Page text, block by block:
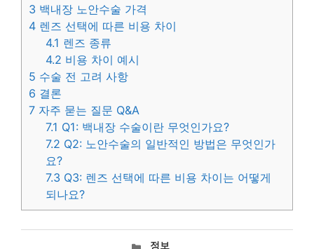
3 백내장 노안수술 가격
4 렌즈 선택에 따른 비용 차이
4.1 렌즈 종류
4.2 비용 차이 예시
5 수술 전 고려 사항
6 결론
7 자주 묻는 질문 Q&A
7.1 Q1: 백내장 수술이란 무엇인가요?
7.2 Q2: 노안수술의 일반적인 방법은 무엇인가
요?
7.3 Q3: 렌즈 선택에 따른 비용 차이는 어떻게
되나요?
카정보